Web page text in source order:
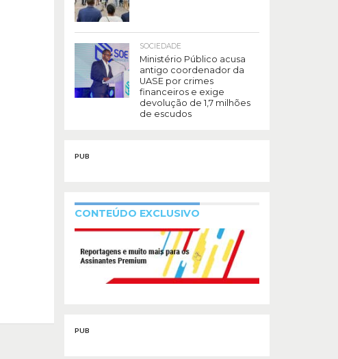
SOCIEDADE
Ministério Público acusa
antigo coordenador da
UASE por crimes
financeiros e exige
devolução de 1,7 milhões
de escudos
PUB
CONTEÚDO EXCLUSIVO
PUB